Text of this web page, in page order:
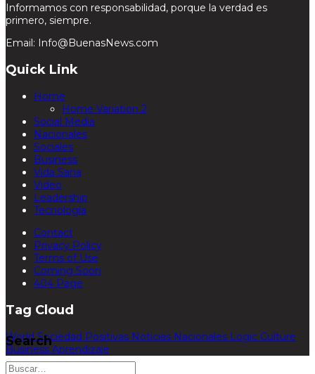
Informamos con responsabilidad, porque la verdad es
primero, siempre.
Email: Info@BuenasNews.com
Quick Link
Home
Home Variation 2
Social Media
Nacionales
Sociales
Business
Vida Sana
Video
Leadership
Tecnología
Contact
Privacy Policy
Terms of Use
Coming Soon
404 Page
Tag Cloud
WorldSociedad Positivas Noticias Nacionales Logic Culture
BusinessAprendizaje
Search